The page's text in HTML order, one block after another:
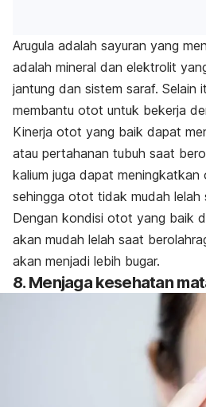
Arugula adalah sayuran yang
adalah mineral dan elektrolit
jantung dan sistem saraf. Selain
membantu otot untuk bekerja
Kinerja otot yang baik dapat
atau pertahanan tubuh saat
kalium juga dapat
sehingga otot tidak mudah lelah
Dengan kondisi otot yang baik
akan mudah lelah saat
akan menjadi lebih bugar.
8. Menjaga kesehatan